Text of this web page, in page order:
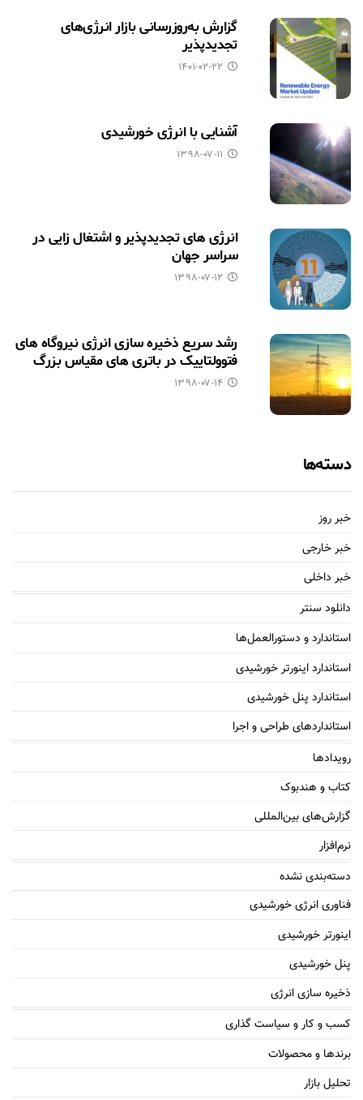
گزارش به‌روزرسانی بازار انرژی‌های
تجدیدپذیر
۱۴۰۱-۰۲-۲۲
آشنایی با انرژی خورشیدی
۱۳۹۸-۰۷-۱۱
انرژی های تجدیدپذیر و اشتغال زایی در
سراسر جهان
۱۳۹۸-۰۷-۱۲
رشد سریع ذخیره سازی انرژی نیروگاه های
فتوولتاییک در باتری های مقیاس بزرگ
۱۳۹۸-۰۷-۱۴
دسته‌ها
خبر روز
خبر خارجی
خبر داخلی
دانلود سنتر
استاندارد و دستورالعمل‌ها
استاندارد اینورتر خورشیدی
استاندارد پنل خورشیدی
استانداردهای طراحی و اجرا
رویدادها
کتاب و هندبوک
گزارش‌های بین‌المللی
نرم‌افزار
دسته‌بندی نشده
فناوری انرژی خورشیدی
اینورتر خورشیدی
پنل خورشیدی
ذخیره سازی انرژی
کسب و کار و سیاست گذاری
برندها و محصولات
تحلیل بازار